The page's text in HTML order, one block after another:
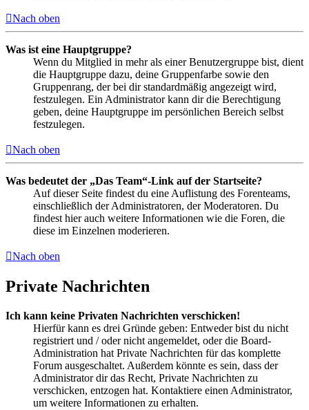
Nach oben
Was ist eine Hauptgruppe?
Wenn du Mitglied in mehr als einer Benutzergruppe bist, dient
die Hauptgruppe dazu, deine Gruppenfarbe sowie den
Gruppenrang, der bei dir standardmäßig angezeigt wird,
festzulegen. Ein Administrator kann dir die Berechtigung
geben, deine Hauptgruppe im persönlichen Bereich selbst
festzulegen.
Nach oben
Was bedeutet der „Das Team“-Link auf der Startseite?
Auf dieser Seite findest du eine Auflistung des Forenteams,
einschließlich der Administratoren, der Moderatoren. Du
findest hier auch weitere Informationen wie die Foren, die
diese im Einzelnen moderieren.
Nach oben
Private Nachrichten
Ich kann keine Privaten Nachrichten verschicken!
Hierfür kann es drei Gründe geben: Entweder bist du nicht
registriert und / oder nicht angemeldet, oder die Board-
Administration hat Private Nachrichten für das komplette
Forum ausgeschaltet. Außerdem könnte es sein, dass der
Administrator dir das Recht, Private Nachrichten zu
verschicken, entzogen hat. Kontaktiere einen Administrator,
um weitere Informationen zu erhalten.